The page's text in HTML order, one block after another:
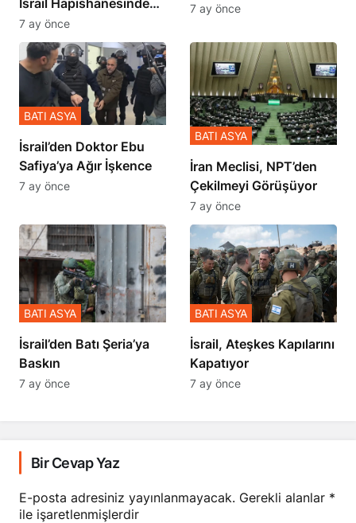
Zulmü Anlattı
7 ay önce
İçinde Gerçekleşmiş
7 ay önce
İsrail’den Doktor Ebu
Safiya’ya Ağır İşkence
BATI ASYA
7 ay önce
İran Meclisi, NPT’den
Çekilmeyi Görüşüyor
BATI ASYA
7 ay önce
​​​​​​​İsrail’den Batı Şeria’ya
Baskın
BATI ASYA
7 ay önce
İsrail, Ateşkes Kapılarını
Kapatıyor
BATI ASYA
7 ay önce
Bir Cevap Yaz
E-posta adresiniz yayınlanmayacak. Gerekli alanlar *
ile işaretlenmişlerdir